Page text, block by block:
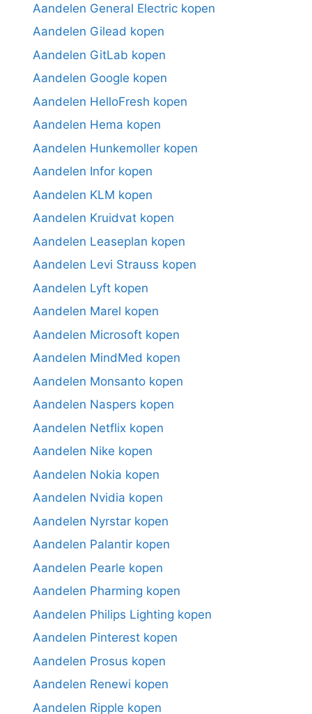
Aandelen General Electric kopen
Aandelen Gilead kopen
Aandelen GitLab kopen
Aandelen Google kopen
Aandelen HelloFresh kopen
Aandelen Hema kopen
Aandelen Hunkemoller kopen
Aandelen Infor kopen
Aandelen KLM kopen
Aandelen Kruidvat kopen
Aandelen Leaseplan kopen
Aandelen Levi Strauss kopen
Aandelen Lyft kopen
Aandelen Marel kopen
Aandelen Microsoft kopen
Aandelen MindMed kopen
Aandelen Monsanto kopen
Aandelen Naspers kopen
Aandelen Netflix kopen
Aandelen Nike kopen
Aandelen Nokia kopen
Aandelen Nvidia kopen
Aandelen Nyrstar kopen
Aandelen Palantir kopen
Aandelen Pearle kopen
Aandelen Pharming kopen
Aandelen Philips Lighting kopen
Aandelen Pinterest kopen
Aandelen Prosus kopen
Aandelen Renewi kopen
Aandelen Ripple kopen